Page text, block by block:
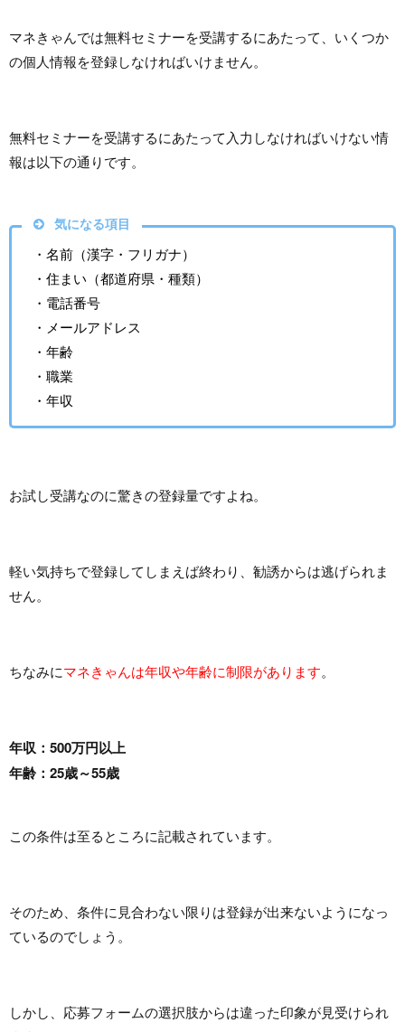
マネきゃんでは無料セミナーを受講するにあたって、いくつか
の個人情報を登録しなければいけません。
無料セミナーを受講するにあたって入力しなければいけない情
報は以下の通りです。
気になる項目
・名前（漢字・フリガナ）
・住まい（都道府県・種類）
・電話番号
・メールアドレス
・年齢
・職業
・年収
お試し受講なのに驚きの登録量ですよね。
軽い気持ちで登録してしまえば終わり、勧誘からは逃げられま
せん。
ちなみにマネきゃんは年収や年齢に制限があります。
年収：500万円以上
年齢：25歳～55歳
この条件は至るところに記載されています。
そのため、条件に見合わない限りは登録が出来ないようになっ
ているのでしょう。
しかし、応募フォームの選択肢からは違った印象が見受けられ